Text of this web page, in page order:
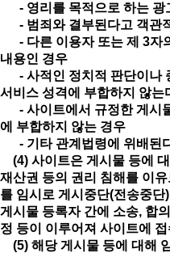
- 영리를 목적으로 하는 광
- 범죄와 결부된다고 객관
- 다른 이용자 또는 제 3자
내용인 경우
- 사적인 정치적 판단이나
서비스 성격에 부합하지 않는
- 사이트에서 규정한 게시
에 부합하지 않는 경우
- 기타 관계법령에 위배된
(4) 사이트은 게시물 등에
재산권 등의 권리 침해를 이
를 임시로 게시중단(전송중
게시물 등록자 간에 소송, 합
정 등이 이루어져 사이트에
(5) 해당 게시물 등에 대해